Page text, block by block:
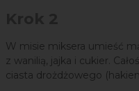
W misie miksera umieść
z wanilią, jajka i cukier.
ciasta drożdżowego